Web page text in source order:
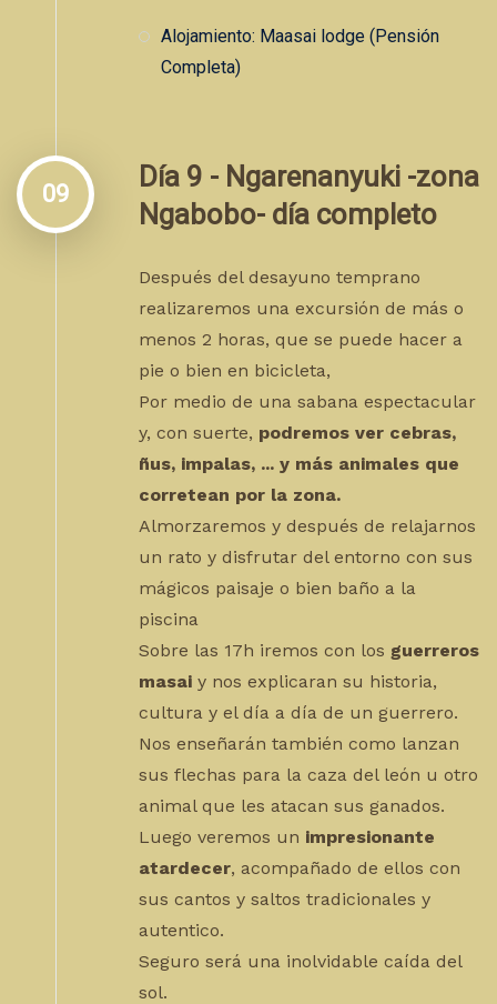
Alojamiento: Maasai lodge (Pensión
Completa)
09
Día 9 - Ngarenanyuki -zona
Ngabobo- día completo
Después del desayuno temprano
realizaremos una excursión de más o
menos 2 horas, que se puede hacer a
pie o bien en bicicleta,
Por medio de una sabana espectacular
y, con suerte, podremos ver cebras,
ñus, impalas, ... y más animales que
corretean por la zona.
Almorzaremos y después de relajarnos
un rato y disfrutar del entorno con sus
mágicos paisaje o bien baño a la
piscina
Sobre las 17h iremos con los guerreros
masai y nos explicaran su historia,
cultura y el día a día de un guerrero.
Nos enseñarán también como lanzan
sus flechas para la caza del león u otro
animal que les atacan sus ganados.
Luego veremos un impresionante
atardecer, acompañado de ellos con
sus cantos y saltos tradicionales y
autentico.
Seguro será una inolvidable caída del
sol.